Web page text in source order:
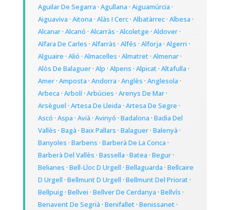
Aguilar De Segarra · Agullana · Aiguamúrcia ·
Aiguaviva · Aitona · Alàs I Cerc· Albatàrrec· Albesa ·
Alcanar· Alcanó · Alcarràs · Alcoletge · Aldover·
Alfara De Carles · Alfarràs · Alfés · Alforja · Algerri ·
Alguaire · Alió · Almacelles · Almatret· Almenar·
Alòs De Balaguer· Alp · Alpens · Alpicat· Altafulla ·
Amer· Amposta · Andorra · Anglès · Anglesola ·
Arbeca · Arbolí· Arbúcies · Arenys De Mar·
Arsèguel · Artesa De Lleida · Artesa De Segre ·
Ascó · Aspa · Avià · Avinyó · Badalona · Badia Del
Vallès · Bagà · Baix Pallars · Balaguer· Balenyà ·
Banyoles · Barbens · Barberà De La Conca ·
Barberà Del Vallès · Bassella · Batea · Begur·
Belianes · Bell-Lloc D Urgell · Bellaguarda · Bellcaire
D Urgell · Bellmunt D Urgell · Bellmunt Del Priorat·
Bellpuig· Bellvei · Bellver De Cerdanya · Bellvís ·
Benavent De Segrià · Benifallet· Benissanet·